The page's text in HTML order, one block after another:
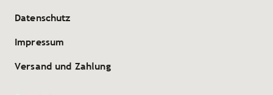
Datenschutz
Impressum
Versand und Zahlung